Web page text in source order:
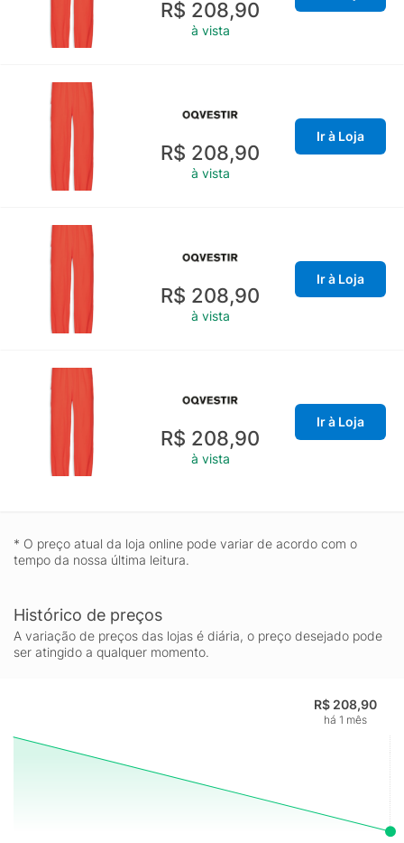
R$ 208,90
à vista
R$ 208,90
à vista
Ir à Loja
R$ 208,90
à vista
Ir à Loja
R$ 208,90
à vista
Ir à Loja
* O preço atual da loja online pode variar de acordo com o
tempo da nossa última leitura.
Histórico de preços
A variação de preços das lojas é diária, o preço desejado pode
ser atingido a qualquer momento.
R$ 208,90
há 1 mês